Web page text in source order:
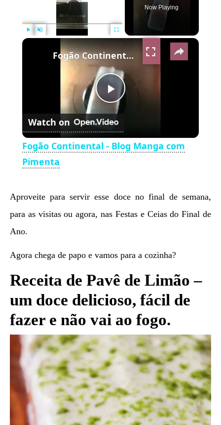
Now Playing
×
Play
Video
Fogão Continental - Blog Manga com Pimenta
Watch on
Fogão Continental - Blog Manga com
Pimenta
Aproveite para servir esse doce no final de semana,
para as visitas ou agora, nas Festas e Ceias do Final de
Ano.
Agora chega de papo e vamos para a cozinha?
Receita de Pavê de Limão –
um doce delicioso, fácil de
fazer e não vai ao fogo.